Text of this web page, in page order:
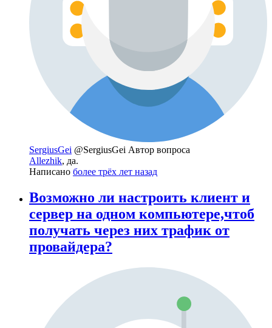
SergiusGei @SergiusGei Автор вопроса
Allezhik, да.
Написано более трёх лет назад
Возможно ли настроить клиент и
сервер на одном компьютере,чтоб
получать через них трафик от
провайдера?